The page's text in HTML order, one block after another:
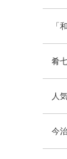
「
肴
人
今